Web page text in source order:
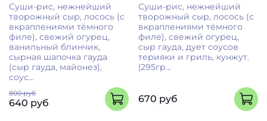
Суши-рис, нежнейший
творожный сыр, лосось (с
вкраплениями тёмного
филе), свежий огурец,
ванильный блинчик,
сырная шапочка гауда
(сыр гауда, майонез),
соус...
800 руб
640 руб
Суши-рис, нежнейший
творожный сыр, лосось (с
вкраплениями тёмного
филе), свежий огурец,
сыр гауда, дует соусов
терияки и гриль, кунжут.
|295гр...
670 руб